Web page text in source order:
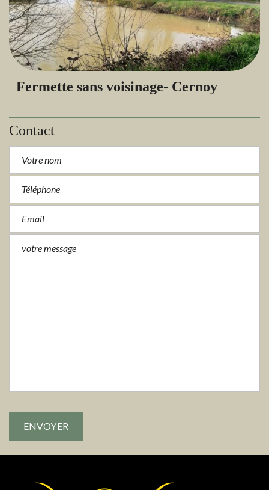
Fermette sans voisinage- Cernoy
Contact